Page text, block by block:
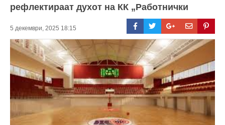
рефлектираат духот на КК „Работнички
5 декември, 2025 18:15